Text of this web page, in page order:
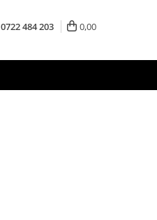
0722 484 203 0,00